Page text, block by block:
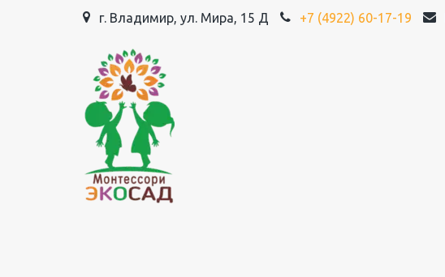
г. Владимир, ул. Мира, 15 Д +7 (4922) 60-17-19